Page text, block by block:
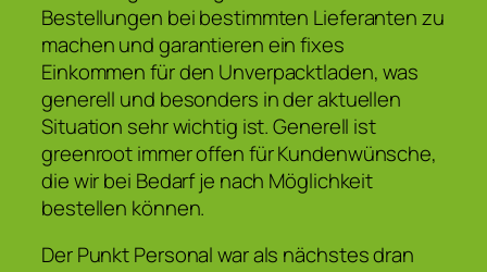
Bestellungen bei bestimmten Lieferanten zu
machen und garantieren ein fixes
Einkommen für den Unverpacktladen, was
generell und besonders in der aktuellen
Situation sehr wichtig ist. Generell ist
greenroot immer offen für Kundenwünsche,
die wir bei Bedarf je nach Möglichkeit
bestellen können.
Der Punkt Personal war als nächstes dran